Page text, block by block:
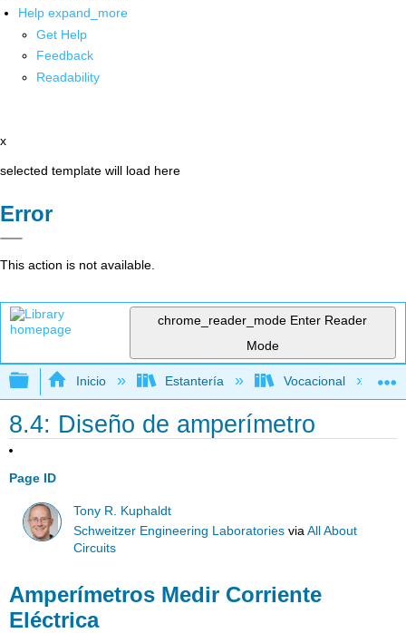
Help expand_more
Get Help
Feedback
Readability
x
selected template will load here
Error
This action is not available.
chrome_reader_mode Enter Reader
Mode
Expandir/contraer jerarquía global
Inicio Estantería Vocacional
8.4: Diseño de amperímetro
Page ID
Tony R. Kuphaldt
Schweitzer Engineering Laboratories viaAll About
Circuits
Amperímetros Medir Corriente
Eléctrica